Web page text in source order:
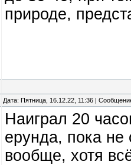
природе,
Дата: Пятница, 16.12.22, 11:36 |
Наиграл 20
ерунда, пока не
вообще, хотя